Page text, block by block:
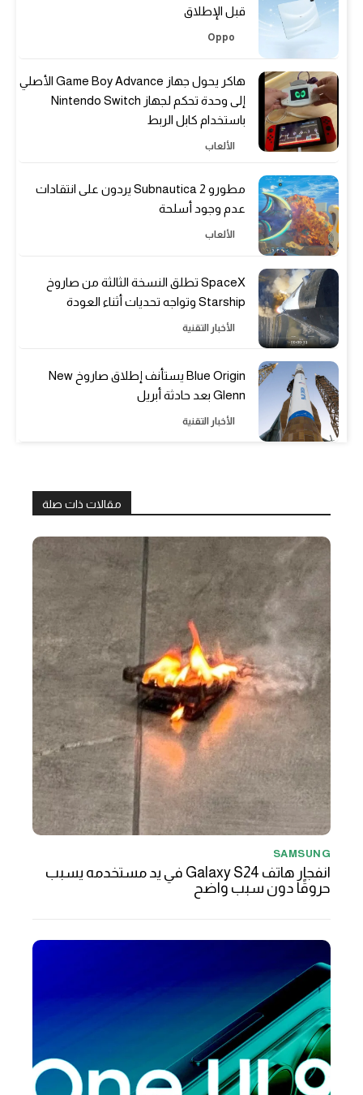
قبل الإطلاق
Oppo
هاكر يحول جهاز Game Boy Advance الأصلي
إلى وحدة تحكم لجهاز Nintendo Switch
باستخدام كابل الربط
الألعاب
مطورو Subnautica 2 يردون على انتقادات
عدم وجود أسلحة
الألعاب
SpaceX تطلق النسخة الثالثة من صاروخ
Starship وتواجه تحديات أثناء العودة
الأخبار التقنية
Blue Origin يستأنف إطلاق صاروخ New
Glenn بعد حادثة أبريل
الأخبار التقنية
مقالات ذات صلة
SAMSUNG
انفجار هاتف Galaxy S24 في يد مستخدمه يسبب
حروقًا دون سبب واضح